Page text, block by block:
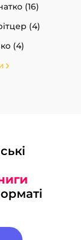
(16)
(4)
(4)